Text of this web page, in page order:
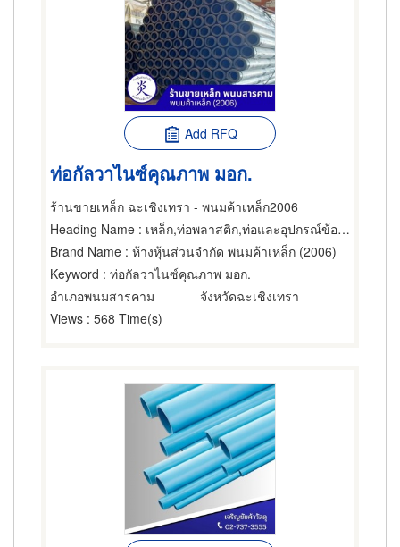
Add RFQ
ท่อกัลวาไนซ์คุณภาพ มอก.
ร้านขายเหล็ก ฉะเชิงเทรา - พนมค้าเหล็ก2006
Heading Name : เหล็ก,ท่อพลาสติก,ท่อและอุปกรณ์ข้อต่อ
Brand Name : ห้างหุ้นส่วนจำกัด พนมค้าเหล็ก (2006)
Keyword : ท่อกัลวาไนซ์คุณภาพ มอก.
อำเภอพนมสารคาม
จังหวัดฉะเชิงเทรา
Views : 568 Time(s)